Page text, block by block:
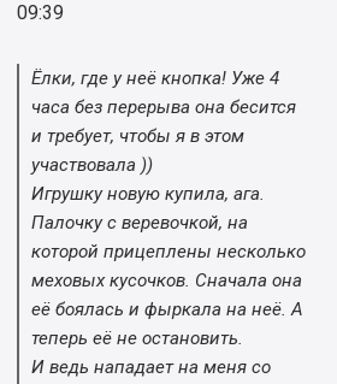
09:39
Ёлки, где у неё кнопка! Уже 4
часа без перерыва она бесится
и требует, чтобы я в этом
участвовала ))
Игрушку новую купила, ага.
Палочку с веревочкой, на
которой прицеплены несколько
меховых кусочков. Сначала она
её боялась и фыркала на неё. А
теперь её не остановить.
И ведь нападает на меня со